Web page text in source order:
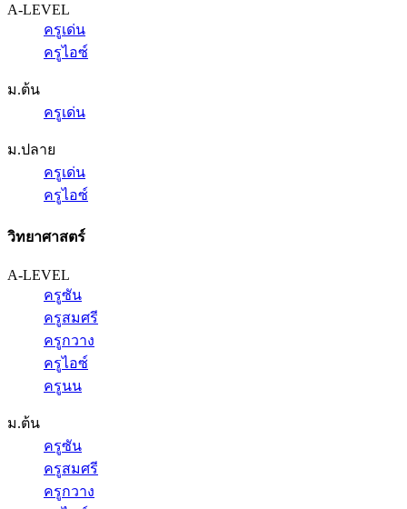
A-LEVEL
ครูเด่น
ครูไอซ์
ม.ต้น
ครูเด่น
ม.ปลาย
ครูเด่น
ครูไอซ์
วิทยาศาสตร์
A-LEVEL
ครูซัน
ครูสมศรี
ครูกวาง
ครูไอซ์
ครูนน
ม.ต้น
ครูซัน
ครูสมศรี
ครูกวาง